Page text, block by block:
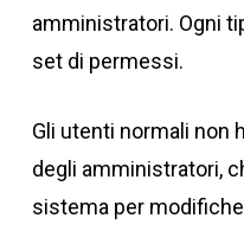
amministratori. Ogni
set di permessi.
Gli utenti normali non
degli amministratori,
sistema per